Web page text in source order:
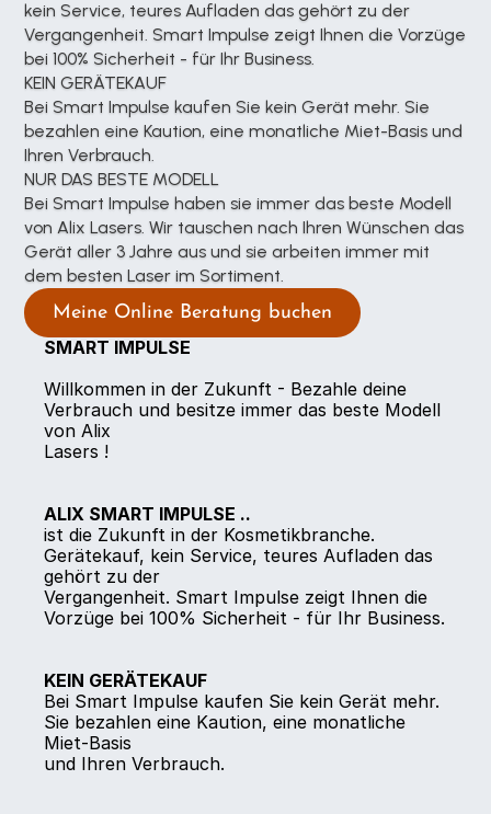
kein Service, teures Aufladen das gehört zu der
Vergangenheit. Smart Impulse zeigt Ihnen die Vorzüge
bei 100% Sicherheit - für Ihr Business.
KEIN GERÄTEKAUF
Bei Smart Impulse kaufen Sie kein Gerät mehr. Sie
bezahlen eine Kaution, eine monatliche Miet-Basis und
Ihren Verbrauch.
NUR DAS BESTE MODELL
Bei Smart Impulse haben sie immer das beste Modell
von Alix Lasers. Wir tauschen nach Ihren Wünschen das
Gerät aller 3 Jahre aus und sie arbeiten immer mit
dem besten Laser im Sortiment.
Meine Online Beratung buchen
SMART IMPULSE
Willkommen in der Zukunft - Bezahle deine
Verbrauch und besitze immer das beste Modell
von Alix
Lasers !
ALIX SMART IMPULSE ..
ist die Zukunft in der Kosmetikbranche.
Gerätekauf, kein Service, teures Aufladen das
gehört zu der
Vergangenheit. Smart Impulse zeigt Ihnen die
Vorzüge bei 100% Sicherheit - für Ihr Business.
KEIN GERÄTEKAUF
Bei Smart Impulse kaufen Sie kein Gerät mehr.
Sie bezahlen eine Kaution, eine monatliche
Miet-Basis
und Ihren Verbrauch.